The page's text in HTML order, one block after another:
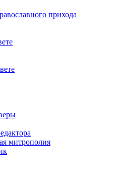
прихода
митрополия